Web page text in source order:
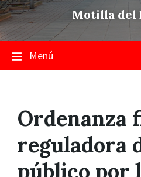
Motilla del
Menú
Ordenanza
reguladora
público por